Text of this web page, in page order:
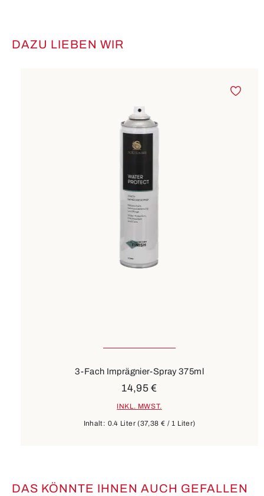
Produktgalerie überspringen
DAZU LIEBEN WIR
3-Fach Imprägnier-Spray 375ml
Inhalt: 0.4 Liter(37,38 € / 1 Liter)
14,95 €
INKL. MWST.
Produktgalerie überspringen
DAS KÖNNTE IHNEN AUCH GEFALLEN